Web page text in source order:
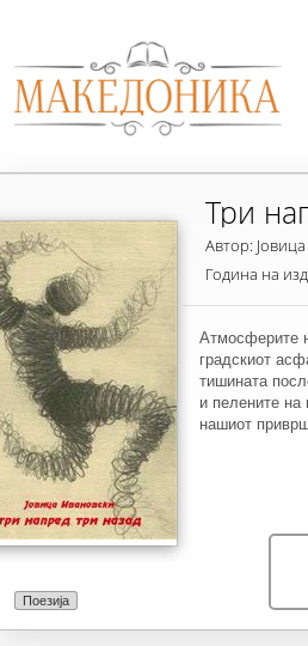
Поезија
Три
Автор:
Година на
Атмосферите
градскиот
тишината
и пелените на
нашиот